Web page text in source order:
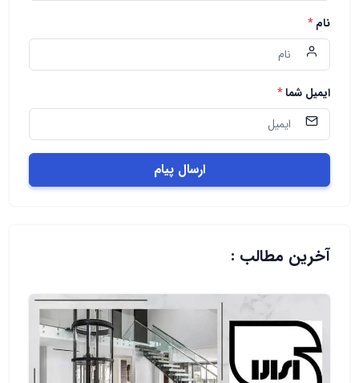
نام*
ایمیل شما*
ارسال پیام
آخرین مطالب :